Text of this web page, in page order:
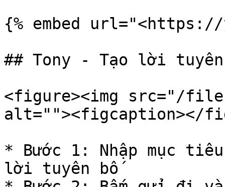
{% embed
## Tony - Tạo lời
<figure><img src="/
alt=""><figcaption></
* Bước 1: Nhập mục
lời tuyên bố